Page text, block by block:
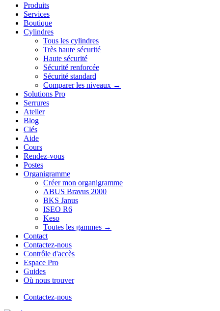
Produits
Services
Boutique
Cylindres
Tous les cylindres
Très haute sécurité
Haute sécurité
Sécurité renforcée
Sécurité standard
Comparer les niveaux →
Solutions Pro
Serrures
Atelier
Blog
Clés
Aide
Cours
Rendez-vous
Postes
Organigramme
Créer mon organigramme
ABUS Bravus 2000
BKS Janus
ISEO R6
Keso
Toutes les gammes →
Contact
Contactez-nous
Contrôle d'accès
Espace Pro
Guides
Où nous trouver
Contactez-nous